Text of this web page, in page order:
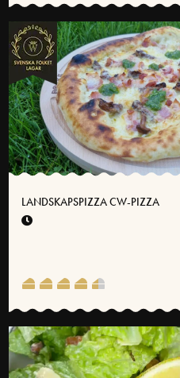
LANDSKAPSPIZZA CW-PIZZA